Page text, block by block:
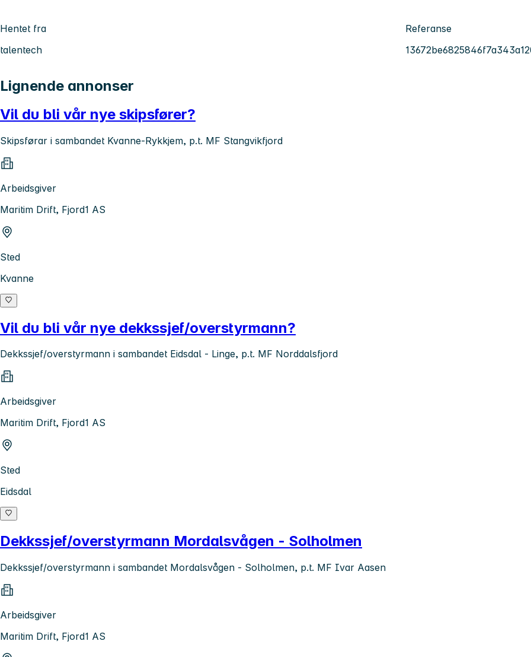
Hentet fra
talentech
Referanse
Lignende annonser
Vil du bli vår nye skipsfører?
Skipsførar i sambandet Kvanne-Rykkjem, p.t. MF Stangvikfjord
Arbeidsgiver
Maritim Drift, Fjord1 AS
Sted
Kvanne
Vil du bli vår nye dekkssjef/overstyrmann?
Dekkssjef/overstyrmann i sambandet Eidsdal - Linge, p.t. MF Norddalsfjord
Arbeidsgiver
Maritim Drift, Fjord1 AS
Sted
Eidsdal
Dekkssjef/overstyrmann Mordalsvågen - Solholmen
Dekkssjef/overstyrmann i sambandet Mordalsvågen - Solholmen, p.t. MF Ivar Aasen
Arbeidsgiver
Maritim Drift, Fjord1 AS